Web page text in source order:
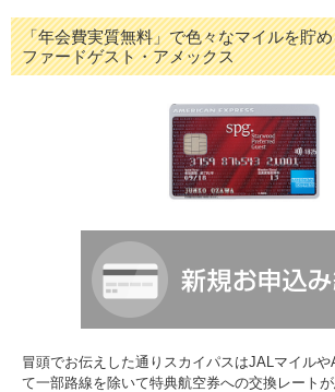
「年会費実質無料」で色々なマイルを貯
ファードゲスト・アメックス
冒頭でお伝えした通りスカイパスはJALマイルや
て一部路線を除いて特典航空券への交換レート